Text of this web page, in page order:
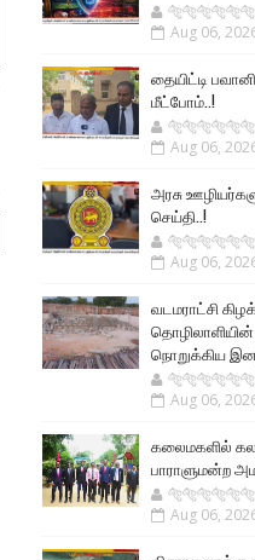
Aug 06,
தையிட்டி
மீட்போம்..!
Aug 06,
அரசு
செய்தி..!
Aug 06,
வடமராட்சி
நொறுக்கிய
Aug 06,
கலைமகளில்
பாராளுமன்ற
Aug 06,